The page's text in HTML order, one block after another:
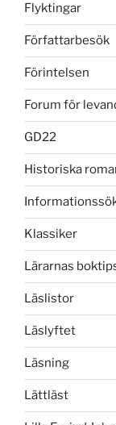
Flyktingar
Författarbesök
Förintelsen
Forum för
GD22
Historiska
Klassiker
Lärarnas
Läslistor
Läslyftet
Läsning
Lättläst